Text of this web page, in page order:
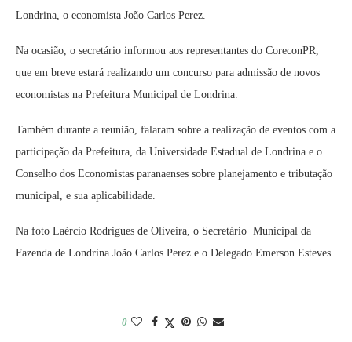
Londrina, o economista João Carlos Perez.
Na ocasião, o secretário informou aos representantes do CoreconPR,
que em breve estará realizando um concurso para admissão de novos
economistas na Prefeitura Municipal de Londrina.
Também durante a reunião, falaram sobre a realização de eventos com a
participação da Prefeitura, da Universidade Estadual de Londrina e o
Conselho dos Economistas paranaenses sobre planejamento e tributação
municipal, e sua aplicabilidade.
Na foto Laércio Rodrigues de Oliveira, o Secretário Municipal da
Fazenda de Londrina João Carlos Perez e o Delegado Emerson Esteves.
0